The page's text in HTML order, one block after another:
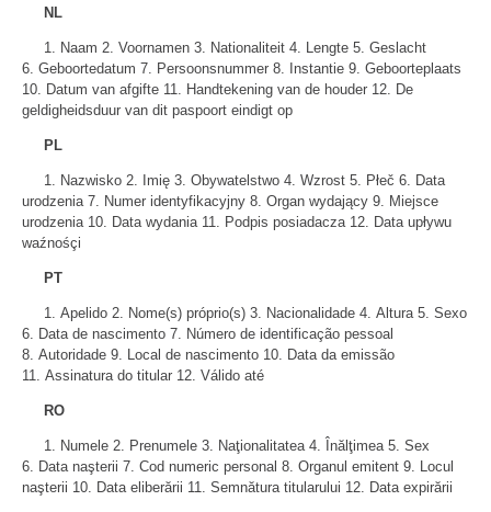
NL
1. Naam 2. Voornamen 3. Nationaliteit 4. Lengte 5. Geslacht
6. Geboortedatum 7. Persoonsnummer 8. Instantie 9. Geboorteplaats
10. Datum van afgifte 11. Handtekening van de houder 12. De
geldigheidsduur van dit paspoort eindigt op
PL
1. Nazwisko 2. Imię 3. Obywatelstwo 4. Wzrost 5. Płeč 6. Data
urodzenia 7. Numer identyfikacyjny 8. Organ wydający 9. Miejsce
urodzenia 10. Data wydania 11. Podpis posiadacza 12. Data upływu
waźnośçi
PT
1. Apelido 2. Nome(s) próprio(s) 3. Nacionalidade 4. Altura 5. Sexo
6. Data de nascimento 7. Número de identificação pessoal
8. Autoridade 9. Local de nascimento 10. Data da emissão
11. Assinatura do titular 12. Válido até
RO
1. Numele 2. Prenumele 3. Naţionalitatea 4. Înălţimea 5. Sex
6. Data naşterii 7. Cod numeric personal 8. Organul emitent 9. Locul
naşterii 10. Data eliberării 11. Semnătura titularului 12. Data expirării